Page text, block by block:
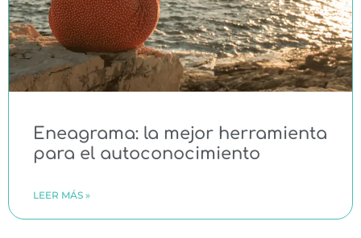
Eneagrama: la mejor herramienta
para el autoconocimiento
LEER MÁS »